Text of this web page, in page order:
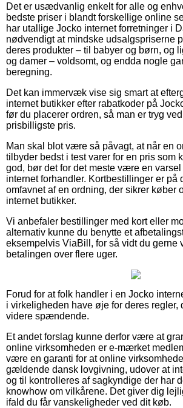
Det er usædvanlig enkelt for alle og
bedste priser i blandt forskellige online
har utallige Jocko internet forretninger i
nødvendigt at mindske udsalgspriserne
deres produkter – til babyer og børn, og
og damer – voldsomt, og endda nogle
beregning.
Det kan immervæk vise sig smart at
internet butikker efter rabatkoder på
før du placerer ordren, så man er tryg
prisbilligste pris.
Man skal blot være så påvagt, at når en
tilbyder bedst i test varer for en pris som
god, bør det for det meste være en
internet forhandler. Kortbestillinger er på
omfavnet af en ordning, der sikrer køber
internet butikker.
Vi anbefaler bestillinger med kort eller
alternativ kunne du benytte et
eksempelvis ViaBill, for så vidt du gerne
betalingen over flere uger.
Forud for at folk handler i en Jocko
i virkeligheden have øje for deres regler,
videre spændende.
Et andet forslag kunne derfor være at
online virksomheden er e-mærket
være en garanti for at online
gældende dansk lovgivning, udover at
og til kontrolleres af sagkyndige der har
knowhow om vilkårene. Det giver dig
ifald du får vanskeligheder ved dit køb.